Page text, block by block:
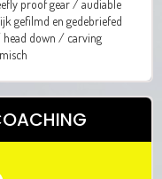
proof gear / audiable
gefilmd en gedebriefed
down / carving